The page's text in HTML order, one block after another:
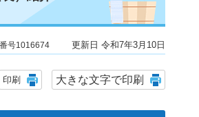
号1016674 更新日 令和7年3月10日
印刷 大きな文字で印刷